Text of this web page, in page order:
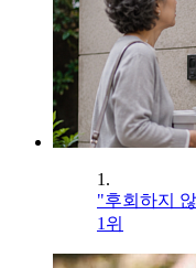
1.
"후회하지
1위